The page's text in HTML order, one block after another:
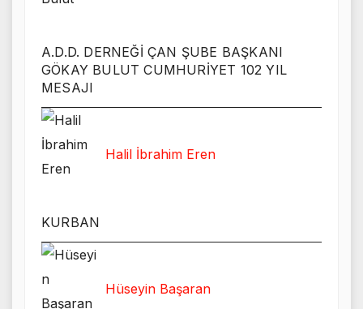
A.D.D. DERNEĞİ ÇAN ŞUBE BAŞKANI
GÖKAY BULUT CUMHURİYET 102 YIL
MESAJI
Halil İbrahim Eren
KURBAN
Hüseyin Başaran